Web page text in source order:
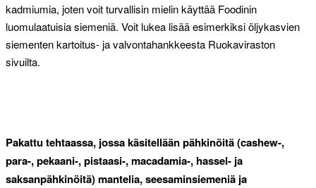
kadmiumia, joten voit turvallisin mielin käyttää Foodinin
luomulaatuisia siemeniä. Voit lukea lisää esimerkiksi öljykasvien
siementen kartoitus- ja valvontahankkeesta Ruokaviraston
sivuilta.
Pakattu tehtaassa, jossa käsitellään pähkinöitä (cashew-,
para-, pekaani-, pistaasi-, macadamia-, hassel- ja
saksanpähkinöitä) mantelia, seesaminsiemeniä ja